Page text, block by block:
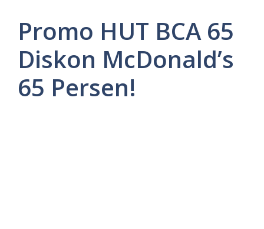
Promo HUT BCA 65
Diskon McDonald’s
65 Persen!